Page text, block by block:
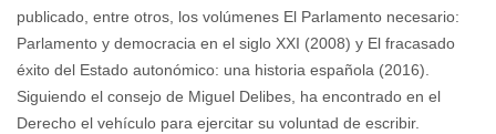
publicado, entre otros, los volúmenes El Parlamento necesario:
Parlamento y democracia en el siglo XXI (2008) y El fracasado
éxito del Estado autonómico: una historia española (2016).
Siguiendo el consejo de Miguel Delibes, ha encontrado en el
Derecho el vehículo para ejercitar su voluntad de escribir.